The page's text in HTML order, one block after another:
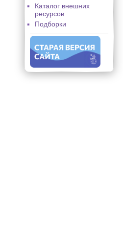
Каталог внешних
ресурсов
Подборки